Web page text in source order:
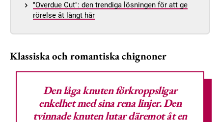
"Overdue Cut": den trendiga lösningen för att ge
rörelse åt långt hår
Klassiska och romantiska chignoner
Denlåga knutenförkroppsligar
enkelhet med sina rena linjer. Den
tvinnade knuten lutar däremot åt en